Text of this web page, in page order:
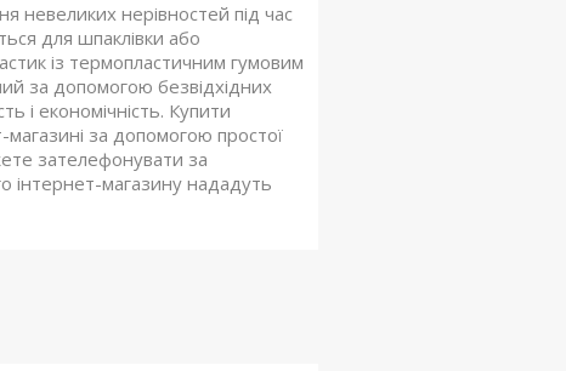
невеликих нерівностей під час
для шпаклівки або
із термопластичним гумовим
за допомогою безвідхідних
і економічність. Купити
за допомогою простої
зателефонувати за
інтернет-магазину нададуть